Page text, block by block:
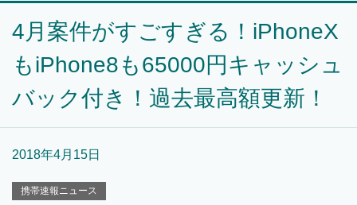
4月案件がすごすぎる！iPhoneX
もiPhone8も65000円キャッシュ
バック付き！過去最高額更新！
2018年4月15日
携帯速報ニュース